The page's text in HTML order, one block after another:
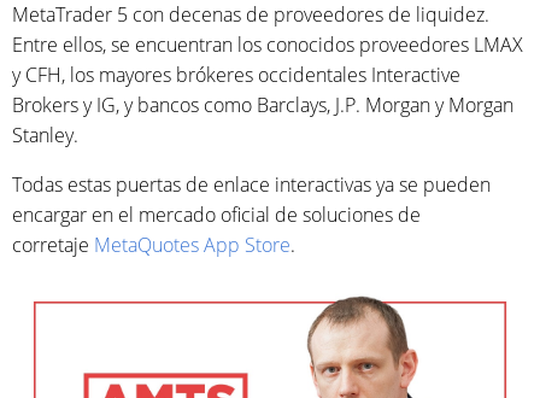
MetaTrader 5 con decenas de proveedores de liquidez.
Entre ellos, se encuentran los conocidos proveedores LMAX
y CFH, los mayores brókeres occidentales Interactive
Brokers y IG, y bancos como Barclays, J.P. Morgan y Morgan
Stanley.
Todas estas puertas de enlace interactivas ya se pueden
encargar en el mercado oficial de soluciones de
corretaje MetaQuotes App Store.